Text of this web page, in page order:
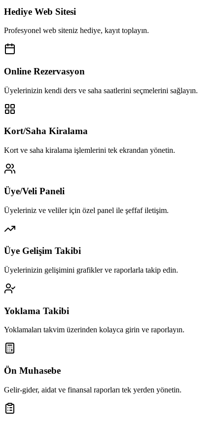
Hediye Web Sitesi
Profesyonel web siteniz hediye, kayıt toplayın.
Online Rezervasyon
Üyelerinizin kendi ders ve saha saatlerini seçmelerini sağlayın.
Kort/Saha Kiralama
Kort ve saha kiralama işlemlerini tek ekrandan yönetin.
Üye/Veli Paneli
Üyeleriniz ve veliler için özel panel ile şeffaf iletişim.
Üye Gelişim Takibi
Üyelerinizin gelişimini grafikler ve raporlarla takip edin.
Yoklama Takibi
Yoklamaları takvim üzerinden kolayca girin ve raporlayın.
Ön Muhasebe
Gelir-gider, aidat ve finansal raporları tek yerden yönetin.